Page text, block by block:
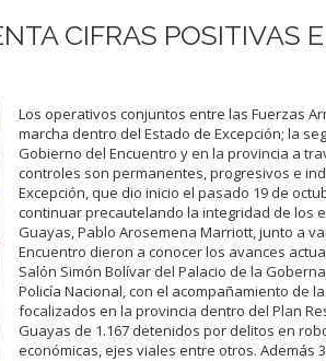
CIFRAS
Los operativos conjuntos entre las Fuerzas
marcha dentro del Estado de Excepción; la
Gobierno del Encuentro y en la provincia a
controles son permanentes, progresivos e
Excepción, que dio inicio el pasado 19 de
continuar precautelando la integridad de los
Guayas, Pablo Arosemena Marriott, junto a
Encuentro dieron a conocer los avances
Salón Simón Bolívar del Palacio de la
Policía Nacional, con el acompañamiento de
focalizados en la provincia dentro del Plan
Guayas de 1.167 detenidos por delitos en
económicas, ejes viales entre otros.Además